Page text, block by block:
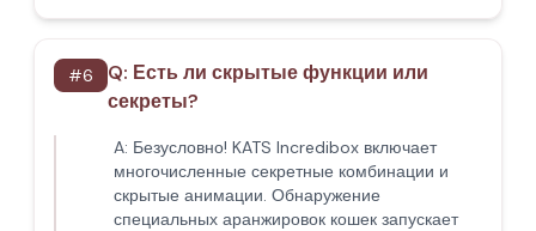
#6 Q: Есть ли скрытые функции или
секреты?
A: Безусловно! KATS Incredibox включает
многочисленные секретные комбинации и
скрытые анимации. Обнаружение
специальных аранжировок кошек запускает